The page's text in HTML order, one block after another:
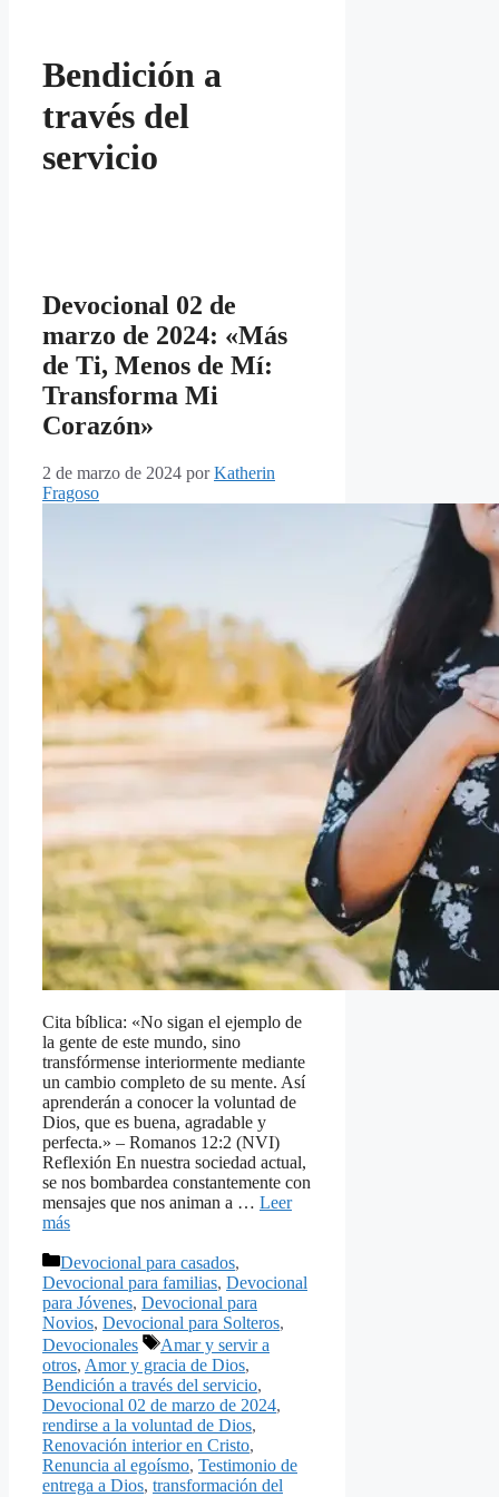
Bendición a
través del
servicio
Devocional 02 de
marzo de 2024: «Más
de Ti, Menos de Mí:
Transforma Mi
Corazón»
2 de marzo de 2024 porKatherin
Fragoso
Cita bíblica: «No sigan el ejemplo de
la gente de este mundo, sino
transfórmense interiormente mediante
un cambio completo de su mente. Así
aprenderán a conocer la voluntad de
Dios, que es buena, agradable y
perfecta.» – Romanos 12:2 (NVI)
Reflexión En nuestra sociedad actual,
se nos bombardea constantemente con
mensajes que nos animan a … Leer
más
Categorías
Devocional para casados,
Devocional para familias, Devocional
para Jóvenes, Devocional para
Novios, Devocional para Solteros,
Devocionales
Etiquetas
Amar y servir a
otros, Amor y gracia de Dios,
Bendición a través del servicio,
Devocional 02 de marzo de 2024,
rendirse a la voluntad de Dios,
Renovación interior en Cristo,
Renuncia al egoísmo, Testimonio de
entrega a Dios, transformación del